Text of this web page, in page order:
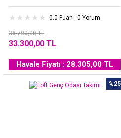
0.0 Puan - 0 Yorum
36.700,00 TL
33.300,00 TL
Havale Fiyatı : 28.305,00 TL
%25